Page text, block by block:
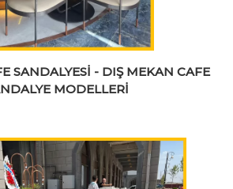
SANDALYESİ - DIŞ MEKAN CAFE
MODELLERİ